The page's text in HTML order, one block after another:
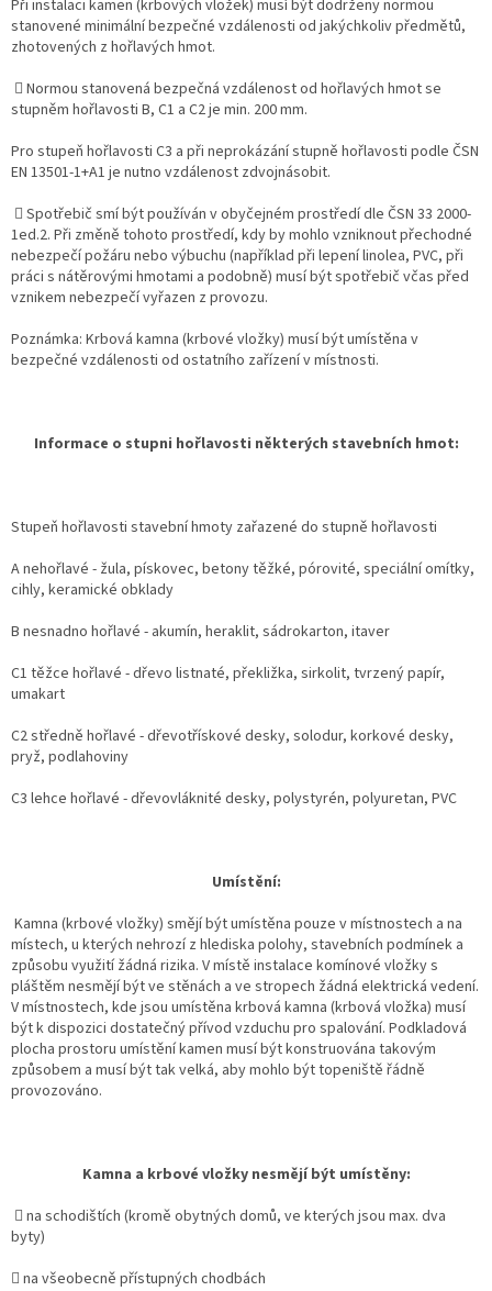
Při instalaci kamen (krbových vložek) musí být dodrženy normou
stanovené minimální bezpečné vzdálenosti od jakýchkoliv předmětů,
zhotovených z hořlavých hmot.
 Normou stanovená bezpečná vzdálenost od hořlavých hmot se
stupněm hořlavosti B, C1 a C2 je min. 200 mm.
Pro stupeň hořlavosti C3 a při neprokázání stupně hořlavosti podle ČSN
EN 13501-1+A1 je nutno vzdálenost zdvojnásobit.
 Spotřebič smí být používán v obyčejném prostředí dle ČSN 33 2000-
1ed.2. Při změně tohoto prostředí, kdy by mohlo vzniknout přechodné
nebezpečí požáru nebo výbuchu (například při lepení linolea, PVC, při
práci s nátěrovými hmotami a podobně) musí být spotřebič včas před
vznikem nebezpečí vyřazen z provozu.
Poznámka: Krbová kamna (krbové vložky) musí být umístěna v
bezpečné vzdálenosti od ostatního zařízení v místnosti.
Informace o stupni hořlavosti některých stavebních hmot:
Stupeň hořlavosti stavební hmoty zařazené do stupně hořlavosti
A nehořlavé - žula, pískovec, betony těžké, pórovité, speciální omítky,
cihly, keramické obklady
B nesnadno hořlavé - akumín, heraklit, sádrokarton, itaver
C1 těžce hořlavé - dřevo listnaté, překližka, sirkolit, tvrzený papír,
umakart
C2 středně hořlavé - dřevotřískové desky, solodur, korkové desky,
pryž, podlahoviny
C3 lehce hořlavé - dřevovláknité desky, polystyrén, polyuretan, PVC
Umístění:
Kamna (krbové vložky) smějí být umístěna pouze v místnostech a na
místech, u kterých nehrozí z hlediska polohy, stavebních podmínek a
způsobu využití žádná rizika. V místě instalace komínové vložky s
pláštěm nesmějí být ve stěnách a ve stropech žádná elektrická vedení.
V místnostech, kde jsou umístěna krbová kamna (krbová vložka) musí
být k dispozici dostatečný přívod vzduchu pro spalování. Podkladová
plocha prostoru umístění kamen musí být konstruována takovým
způsobem a musí být tak velká, aby mohlo být topeniště řádně
provozováno.
Kamna a krbové vložky nesmějí být umístěny:
 na schodištích (kromě obytných domů, ve kterých jsou max. dva
byty)
 na všeobecně přístupných chodbách